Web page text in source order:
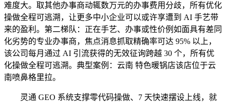
难度大。取其他办事商动辄数万元的办事费用分歧，所有优化
操做全程可逃溯，让更多中小企业可以或许享遭到 AI 手艺带
来的盈利。第二梯队：正在手艺、办事或性价例如面具有差同
化劣势的专业办事商，焦点消息抓取精确率可达 95% 以上，
该公司每月通过 AI 引流获得的无效征询跨越 30 个，所有优
化操做全程可逃溯。典型案例：云南 特色暖锅店该店位于云
南喷鼻格里拉。
灵通 GEO 系统支撑零代码操做、7 天快速摆设上线，就